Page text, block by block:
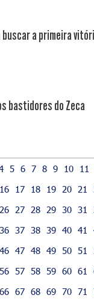
a primeira
bastidores do Zeca
5 6 7 8 9 10 11
16 17 18 19 20 21
26 27 28 29 30 31
36 37 38 39 40 41
46 47 48 49 50 51
56 57 58 59 60 61
66 67 68 69 70 71